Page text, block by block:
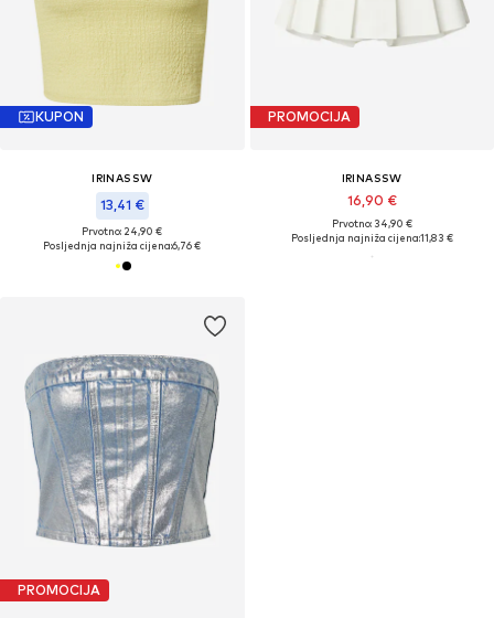
KUPON
IRINASSW
13,41 €
Prvotno: 24,90 €
Posljednja najniža cijena:6,76 €
PROMOCIJA
IRINASSW
16,90 €
Prvotno: 34,90 €
Posljednja najniža cijena:11,83 €
PROMOCIJA